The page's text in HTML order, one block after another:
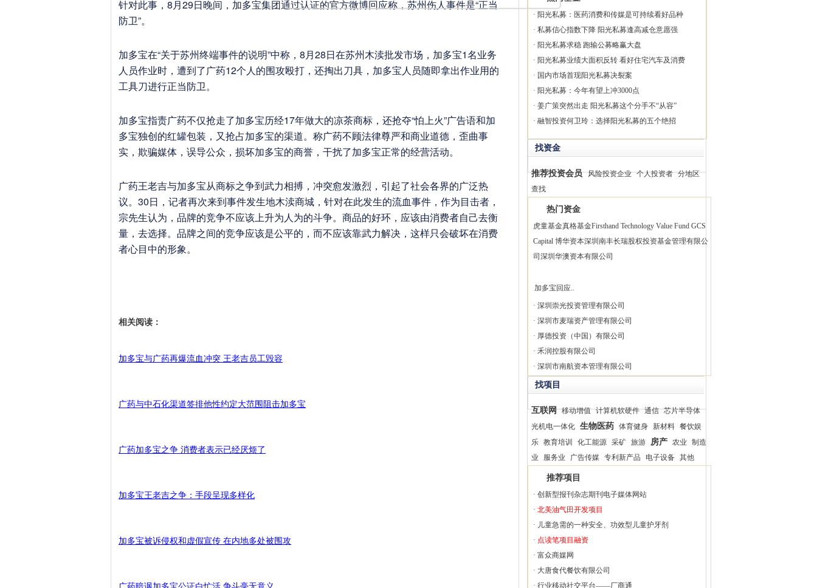
针对此事，8月29日晚间，加多宝集团通过认证的官方微博回应称，苏州伤人事件是“正当
防卫”。
加多宝在“关于苏州终端事件的说明”中称，8月28日在苏州木渎批发市场，加多宝1名业务
人员作业时，遭到了广药12个人的围攻殴打，还掏出刀具，加多宝人员随即拿出作业用的
工具刀进行正当防卫。
加多宝指责广药不仅抢走了加多宝历经17年做大的凉茶商标，还抢夺“怕上火”广告语和加
多宝独创的红罐包装，又抢占加多宝的渠道。称广药不顾法律尊严和商业道德，歪曲事
实，欺骗媒体，误导公众，损坏加多宝的商誉，干扰了加多宝正常的经营活动。
广药王老吉与加多宝从商标之争到武力相搏，冲突愈发激烈，引起了社会各界的广泛热
议。30日，记者再次来到事件发生地木渎商城，针对在此发生的流血事件，作为目击者，
宗先生认为，品牌的竞争不应该上升为人为的斗争。商品的好环，应该由消费者自己去衡
量，去选择。品牌之间的竞争应该是公平的，而不应该靠武力解决，这样只会破坏在消费
者心目中的形象。
相关阅读：
加多宝与广药再爆流血冲突 王老吉员工毁容
广药与中石化渠道签排他性约定大范围阻击加多宝
广药加多宝之争 消费者表示已经厌烦了
加多宝王老吉之争：手段呈现多样化
加多宝被诉侵权和虚假宣传 在内地多处被围攻
广药暗讽加多宝公证白忙活 争斗毫无意义
· 阳光私募：医药消费和传媒是可持续看好品种
· 私募信心指数下降 阳光私募逢高减仓意愿强
· 阳光私募求稳 跑输公募略赢大盘
· 阳光私募业绩大面积反转 看好住宅汽车及消费
· 国内市场首现阳光私募决裂案
· 阳光私募：今年有望上冲3000点
· 姜广策突然出走 阳光私募这个分手不“从容”
· 融智投资何卫玲：选择阳光私募的五个绝招
找资金
推荐投资会员 风险投资企业 个人投资者 分地区
查找
热门资金
虎童基金真格基金Firsthand Technology Value Fund GCS
Capital 博华资本深圳南丰长瑞股权投资基金管理有限公
司 深圳华澳资本有限公司
加多宝回应..
· 深圳崇光投资管理有限公司
· 深圳市麦瑞资产管理有限公司
· 厚德投资（中国）有限公司
· 禾润控股有限公司
· 深圳市南航资本管理有限公司
找项目
互联网 移动增值 计算机软硬件 通信 芯片半导体
光机电一体化 生物医药 体育健身 新材料 餐饮娱
乐 教育培训 化工能源 采矿 旅游 房产 农业
制造
业
服务业 广告传媒 专利新产品 电子设备 其他
推荐项目
· 创新型报刊杂志期刊电子媒体网站
· 北美油气田开发项目
· 儿童急需的一种安全、功效型儿童护牙剂
· 点读笔项目融资
· 富众商媒网
· 大唐食代餐饮有限公司
· 行业移动社交平台——厂商通